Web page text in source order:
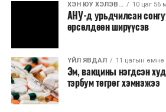
ХЭН ЮУ ХЭЛЭВ... 10 цаг 56
АНУ-д урьдчилсан
өрсөлдөөн ширүүсэв
ҮЙЛ ЯВДАЛ 11 цагын өмнө
Эм, вакцины нэгдсэн
тэрбум төгрөг хэмнэжээ